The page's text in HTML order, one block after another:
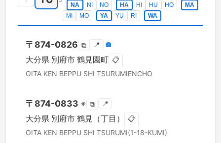
NA NI NO HA HI HU HO
MA
MI
MO YA YU RI WA
〒 874-0826 ⧉ 📍 🏣
大分県 別府市 鶴見園町 📋
OITA KEN BEPPU SHI TSURUMIENCHO
〒 874-0833 ※ ⧉ 📍
大分県 別府市 鶴見（丁目） 📋
OITA KEN BEPPU SHI TSURUMI(1-18-KUMI)